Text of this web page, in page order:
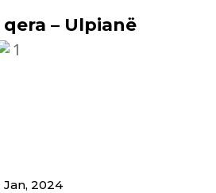
– Ulpianë
1
2024